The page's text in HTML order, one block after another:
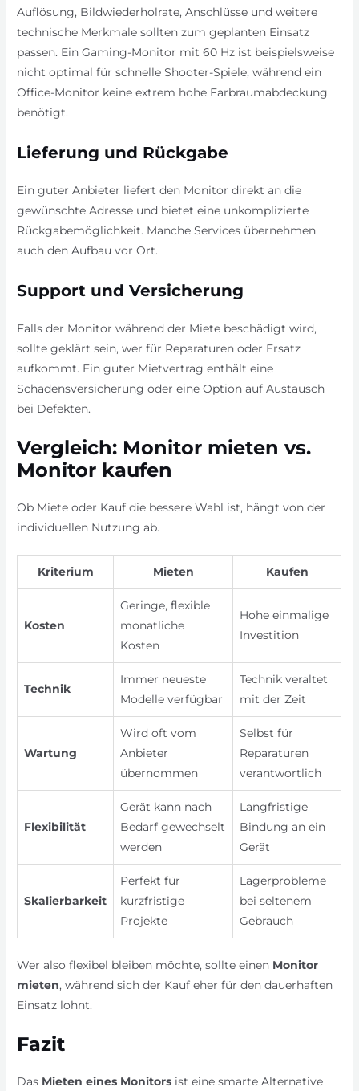
Auflösung, Bildwiederholrate, Anschlüsse und weitere
technische Merkmale sollten zum geplanten Einsatz
passen. Ein Gaming-Monitor mit 60 Hz ist beispielsweise
nicht optimal für schnelle Shooter-Spiele, während ein
Office-Monitor keine extrem hohe Farbraumabdeckung
benötigt.
Lieferung und Rückgabe
Ein guter Anbieter liefert den Monitor direkt an die
gewünschte Adresse und bietet eine unkomplizierte
Rückgabemöglichkeit. Manche Services übernehmen
auch den Aufbau vor Ort.
Support und Versicherung
Falls der Monitor während der Miete beschädigt wird,
sollte geklärt sein, wer für Reparaturen oder Ersatz
aufkommt. Ein guter Mietvertrag enthält eine
Schadensversicherung oder eine Option auf Austausch
bei Defekten.
Vergleich: Monitor mieten vs.
Monitor kaufen
Ob Miete oder Kauf die bessere Wahl ist, hängt von der
individuellen Nutzung ab.
Kriterium Mieten Kaufen
Kosten
Geringe, flexible
monatliche
Kosten
Hohe einmalige
Investition
Technik
Immer neueste
Modelle verfügbar
Technik veraltet
mit der Zeit
Wartung
Wird oft vom
Anbieter
übernommen
Selbst für
Reparaturen
verantwortlich
Flexibilität
Gerät kann nach
Bedarf gewechselt
werden
Langfristige
Bindung an ein
Gerät
Skalierbarkeit
Perfekt für
kurzfristige
Projekte
Lagerprobleme
bei seltenem
Gebrauch
Wer also flexibel bleiben möchte, sollte einen Monitor
mieten, während sich der Kauf eher für den dauerhaften
Einsatz lohnt.
Fazit
Das Mieten eines Monitors ist eine smarte Alternative